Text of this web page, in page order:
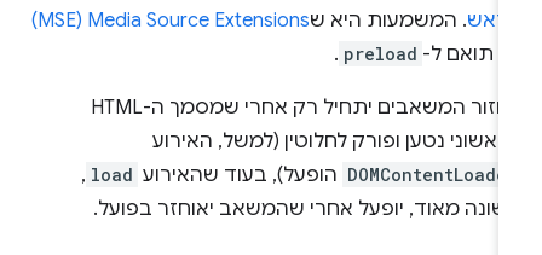
. המשמעות היא שMedia Source Extensions‏ (MSE)
תואם ל- preload
.
אחזור המשאבים יתחיל רק אחרי שמסמך ה-HTML
נטען ופורק לחלוטין (למשל, האירוע
הופעל), בעוד שהאירוע load
,
מאוד, יופעל אחרי שהמשאב יאוחזר בפועל.